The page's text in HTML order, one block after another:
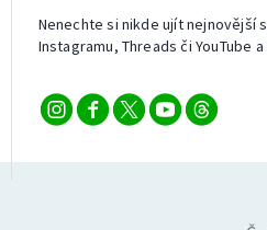
Nenechte si nikde ujít nejnovější
Instagramu, Threads či YouTube